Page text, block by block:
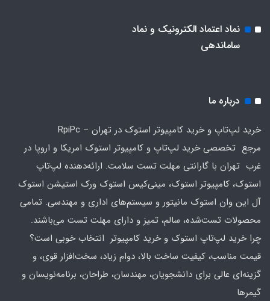
نماد اعتماد الکترونیک و نماد
ساماندهی
درباره ما
خرید لپ‌تاپ و خرید کامپیوتر استوک در تهران – RpiPc
مرجع تخصصی خرید لپ‌تاپ و کامپیوتر استوک امریکا و اروپا در
غرب تهران با گارانتی مهلت تست سلامت. ارائه‌دهنده لپ‌تاپ
استوک، کامپیوتر استوک، مینی‌کیس استوک ورک استیشن استوک
آل این وان استوک مانیتور و سیستم‌های اداری و مهندسی. تمامی
محصولات تست‌شده، سالم، تمیز و دارای مهلت تست می‌باشند.
چرا خرید لپ‌تاپ استوک و خرید کامپیوتر انتخاب خوبی است؟
قیمت مناسب، کیفیت ساخت بالا، دوام زیاد، سخت‌افزار قوی، و
گزینه‌ای عالی برای دانشجویان، مهندسان، طراحان، برنامه‌نویسان و
گیمرها